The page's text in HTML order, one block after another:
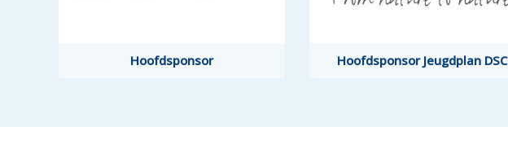
Hoofdsponsor
Hoofdsponsor Hoofdsponsor Jeugdplan DSC
Hoofdsponsor Jeugdplan DSC